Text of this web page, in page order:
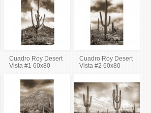
Cuadro Roy Desert
Vista #1 60x80
Cuadro Roy Desert
Vista #2 60x80